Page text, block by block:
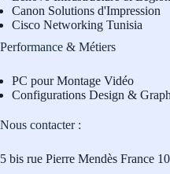
Canon Solutions d'Impression
Cisco Networking Tunisia
Performance & Métiers
PC pour Montage Vidéo
Configurations Design &
Nous contacter :
5 bis rue Pierre Mendès France